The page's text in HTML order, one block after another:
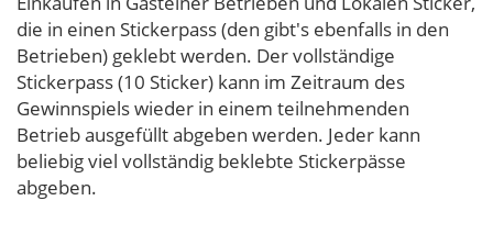
die in einen Stickerpass (den gibt's ebenfalls in den
Betrieben) geklebt werden. Der vollständige
Stickerpass (10 Sticker) kann im Zeitraum des
Gewinnspiels wieder in einem teilnehmenden
Betrieb ausgefüllt abgeben werden. Jeder kann
beliebig viel vollständig beklebte Stickerpässe
abgeben.